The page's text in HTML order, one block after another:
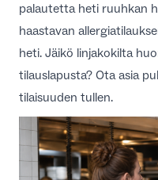
palautetta heti ruuhkan
haastavan
heti. Jäikö linjakokilta
tilauslapusta? Ota asia
tilaisuuden tullen.